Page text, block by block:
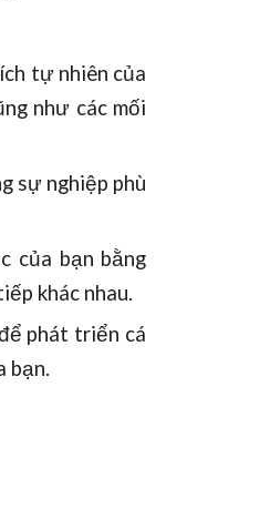
tự nhiên của
như các mối
sự nghiệp phù
của bạn bằng
khác nhau.
phát triển cá
bạn.